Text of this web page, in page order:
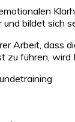
bildet sich
Arbeit, dass
zu führen, wird